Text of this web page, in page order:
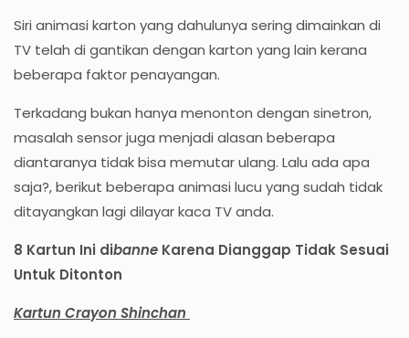
Siri animasi karton yang dahulunya sering dimainkan di
TV telah di gantikan dengan karton yang lain kerana
beberapa faktor penayangan.
Terkadang bukan hanya menonton dengan sinetron,
masalah sensor juga menjadi alasan beberapa
diantaranya tidak bisa memutar ulang. Lalu ada apa
saja?, berikut beberapa animasi lucu yang sudah tidak
ditayangkan lagi dilayar kaca TV anda.
8 Kartun Ini dibanne Karena Dianggap Tidak Sesuai
Untuk Ditonton
Kartun Crayon Shinchan